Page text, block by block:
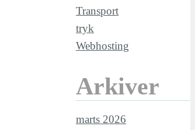
Transport
tryk
Webhosting
Arkiver
marts 2026